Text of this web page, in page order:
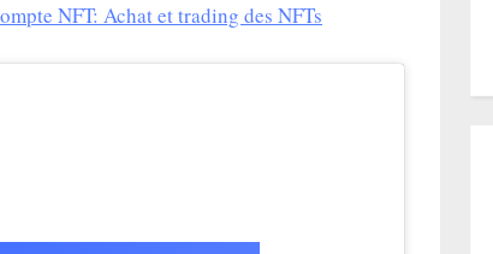
NFT: Achat et trading des NFTs